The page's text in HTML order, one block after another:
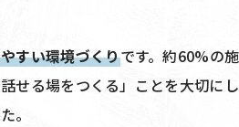
すい環境づくりです。約60%の
せる場をつくる」ことを大切に
。